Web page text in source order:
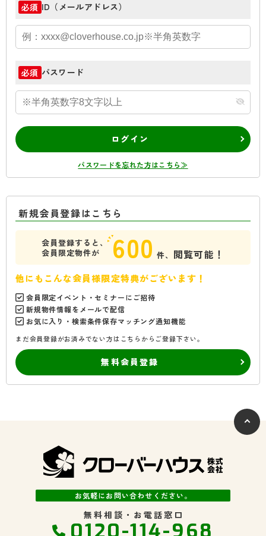
必須 ID（メールアドレス）
必須 パスワード
ログイン
パスワードを忘れた方はこちら≫
新規会員登録はこちら
会員登録すると、
会員限定物件が
600 件、 閲覧可能！
他にもこんな会員様限定特典がございます！
会員限定イベント・セミナーにご招待
新規物件情報をメールで配信
お気に入り・検索条件保存マッチング通知機能
まだ会員登録がお済みでない方はこちらからご登録下さい。
無料会員登録
お気軽にお問い合わせください。
無料相談・お電話窓口